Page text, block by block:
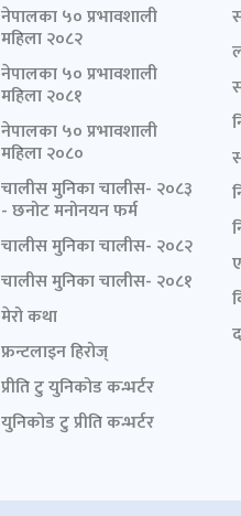
नेपालका ५० प्रभावशाली
महिला २०८२
नेपालका ५० प्रभावशाली
महिला २०८१
नेपालका ५० प्रभावशाली
महिला २०८०
चालीस मुनिका चालीस- २०८३
- छनोट मनोनयन फर्म
चालीस मुनिका चालीस- २०८२
चालीस मुनिका चालीस- २०८१
मेरो कथा
फ्रन्टलाइन हिरोज्
प्रीति टु युनिकोड कन्भर्टर
युनिकोड टु प्रीति कन्भर्टर